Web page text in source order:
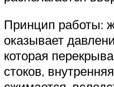
Принцип работы:
оказывает
которая
стоков,